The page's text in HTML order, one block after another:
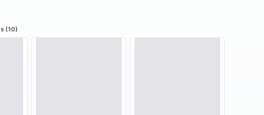
(10)